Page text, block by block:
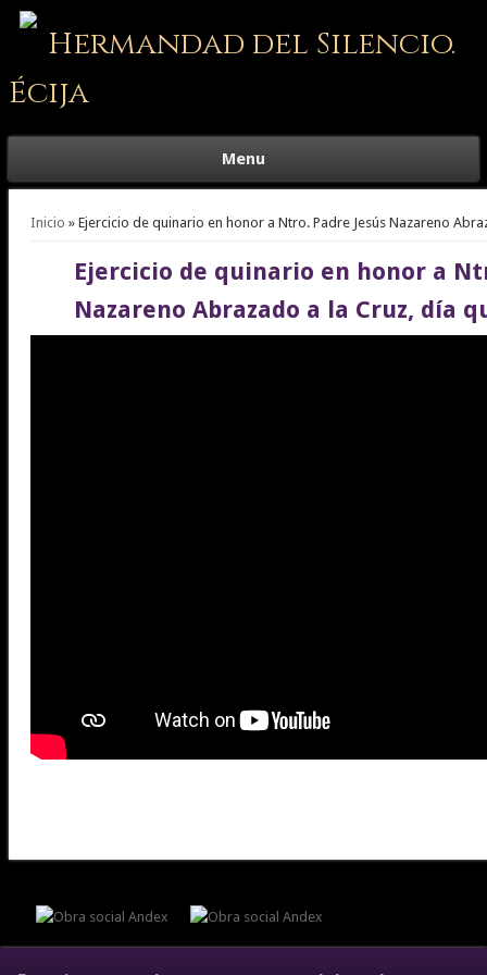
Hermandad del Silencio.
Écija
Menu
Se encuentra usted aquí
Inicio » Ejercicio de quinario en honor a Ntro. Padre Jesús Nazareno
Ejercicio de quinario en honor a
Nazareno Abrazado a la Cruz, día